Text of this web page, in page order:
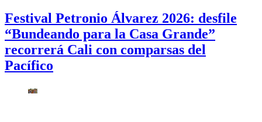
Festival Petronio Álvarez 2026: desfile
“Bundeando para la Casa Grande”
recorrerá Cali con comparsas del
Pacífico